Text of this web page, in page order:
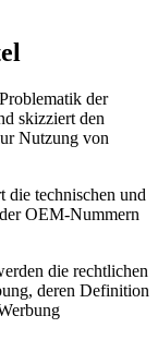
der
skizziert den
Nutzung von
die technischen und
OEM-Nummern
die rechtlichen
deren Definition